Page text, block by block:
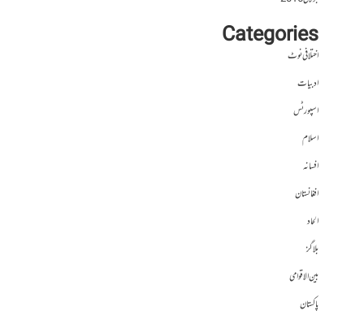
Categories
اختلافی نوٹ
ادبیات
اسپورٹس
اسلام
افسانہ
افغانستان
الحاد
بلاگز
بین الاقوامی
پاکستان